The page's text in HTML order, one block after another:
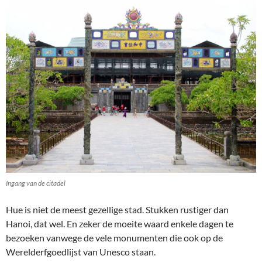
Ingang van de citadel
Hue is niet de meest gezellige stad. Stukken rustiger dan
Hanoi, dat wel. En zeker de moeite waard enkele dagen te
bezoeken vanwege de vele monumenten die ook op de
Werelderfgoedlijst van Unesco staan.